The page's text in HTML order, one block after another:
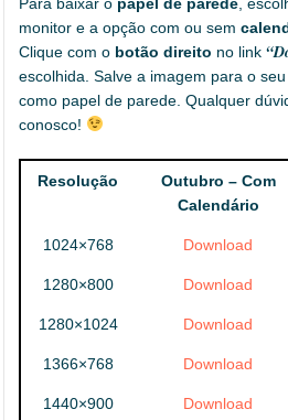
monitor e a opção com ou sem
Clique com o botão direito no link
escolhida. Salve a imagem para o
como papel de parede. Qualquer
conosco!
Resolução
Outubro – Com
Calendário
1024×768 Download
1280×800 Download
1280×1024 Download
1366×768 Download
1440×900 Download